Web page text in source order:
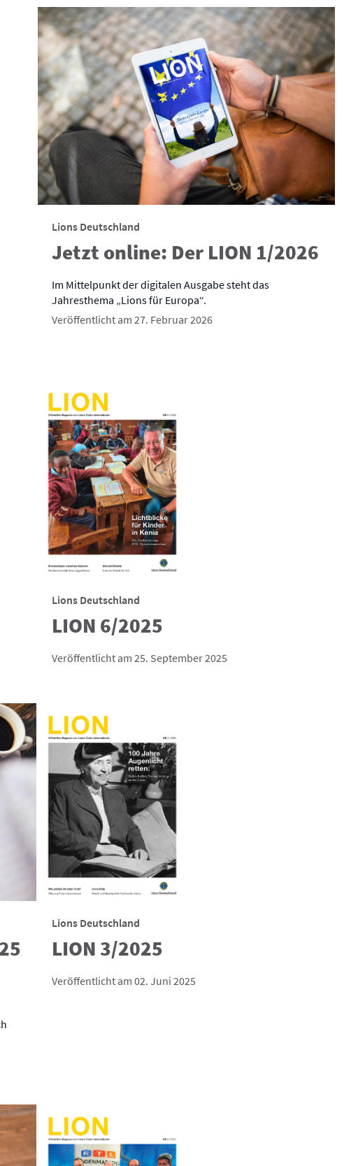
Lions Deutschland
Jetzt online: Der LION 1/2026
Im Mittelpunkt der digitalen Ausgabe steht das
Jahresthema „Lions für Europa“.
Veröffentlicht am 27. Februar 2026
Lions Deutschland
LION 6/2025
Veröffentlicht am 25. September 2025
Lions Deutschland
LION 3/2025
Veröffentlicht am 02. Juni 2025